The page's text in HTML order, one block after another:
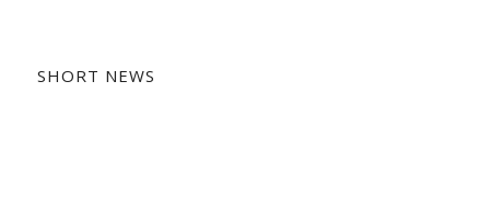
SHORT NEWS